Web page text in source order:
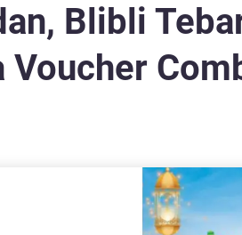
Blibli
Voucher